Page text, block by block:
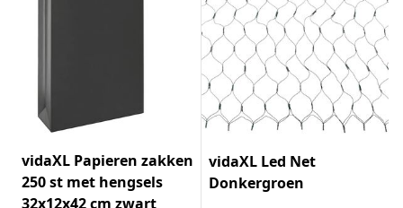
vidaXL Papieren zakken
250 st met hengsels
32x12x42 cm zwart
vidaXL Led Net
Donkergroen